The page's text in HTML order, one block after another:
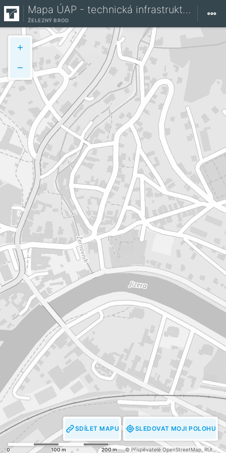
Mapa ÚAP - technická infrastruktura
ŽELEZNÝ BROD
SDÍLET MAPU SLEDOVAT MOJI POLOHU
0 100 m 200 m © Přispěvatelé OpenStreetMap RÚIAN: © ČÚZK